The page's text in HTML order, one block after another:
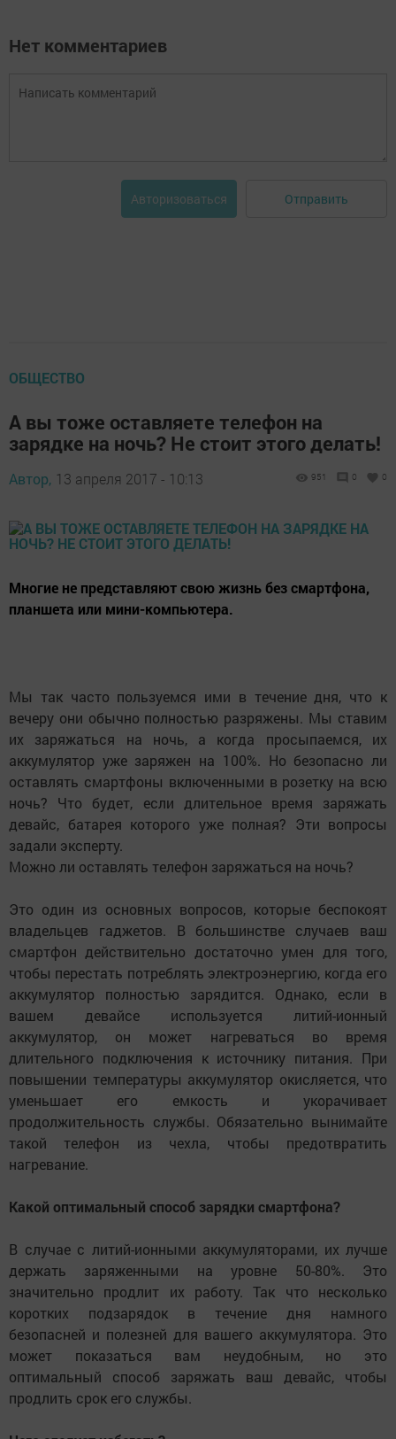
Нет комментариев
Авторизоваться Отправить
ОБЩЕСТВО
А вы тоже оставляете телефон на
зарядке на ночь? Не стоит этого делать!
Автор, 13 апреля 2017 - 10:13 951 0 0
Многие не представляют свою жизнь без смартфона,
планшета или мини-компьютера.
Мы так часто пользуемся ими в течение дня, что к
вечеру они обычно полностью разряжены. Мы ставим
их заряжаться на ночь, а когда просыпаемся, их
аккумулятор уже заряжен на 100%. Но безопасно ли
оставлять смартфоны включенными в розетку на всю
ночь? Что будет, если длительное время заряжать
девайс, батарея которого уже полная? Эти вопросы
задали эксперту.
Можно ли оставлять телефон заряжаться на ночь?
Это один из основных вопросов, которые беспокоят
владельцев гаджетов. В большинстве случаев ваш
смартфон действительно достаточно умен для того,
чтобы перестать потреблять электроэнергию, когда его
аккумулятор полностью зарядится. Однако, если в
вашем девайсе используется литий-ионный
аккумулятор, он может нагреваться во время
длительного подключения к источнику питания. При
повышении температуры аккумулятор окисляется, что
уменьшает его емкость и укорачивает
продолжительность службы. Обязательно вынимайте
такой телефон из чехла, чтобы предотвратить
нагревание.
Какой оптимальный способ зарядки смартфона?
В случае с литий-ионными аккумуляторами, их лучше
держать заряженными на уровне 50-80%. Это
значительно продлит их работу. Так что несколько
коротких подзарядок в течение дня намного
безопасней и полезней для вашего аккумулятора. Это
может показаться вам неудобным, но это
оптимальный способ заряжать ваш девайс, чтобы
продлить срок его службы.